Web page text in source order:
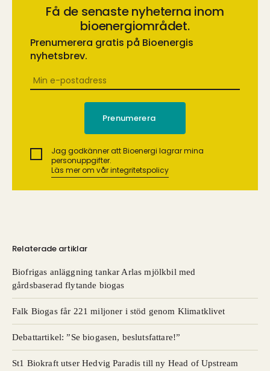
Få de senaste nyheterna inom
bioenergiområdet.
Prenumerera gratis på Bioenergis
nyhetsbrev.
Jag godkänner att Bioenergi lagrar mina
personuppgifter.
Läs mer om vår integritetspolicy
Relaterade artiklar
Biofrigas anläggning tankar Arlas mjölkbil med
gårdsbaserad flytande biogas
Falk Biogas får 221 miljoner i stöd genom Klimatklivet
Debattartikel: ”Se biogasen, beslutsfattare!”
St1 Biokraft utser Hedvig Paradis till ny Head of Upstream